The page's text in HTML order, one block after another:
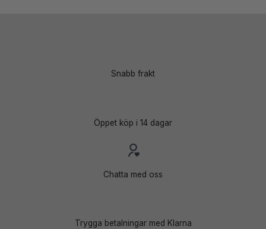
Snabb frakt
Öppet köp i 14 dagar
Chatta med oss
Trygga betalningar med Klarna